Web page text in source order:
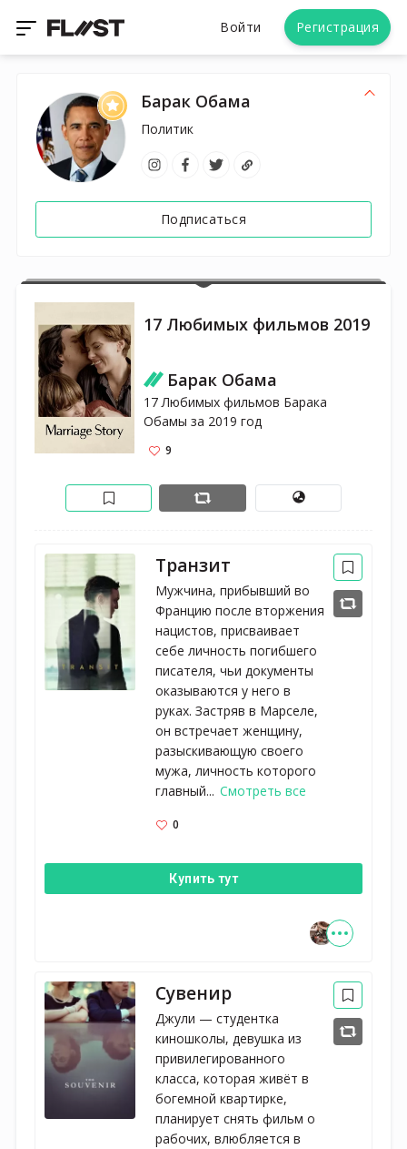
Войти Регистрация
Барак Обама
Политик
Подписаться
17 Любимых фильмов 2019
Барак Обама
17 Любимых фильмов Барака
Обамы за 2019 год
9
Транзит
Мужчина, прибывший во
Францию после вторжения
нацистов, присваивает
себе личность погибшего
писателя, чьи документы
оказываются у него в
руках. Застряв в Марселе,
он встречает женщину,
разыскивающую своего
мужа, личность которого
главный... Смотреть все
0
Купить тут
Сувенир
Джули — студентка
киношколы, девушка из
привилегированного
класса, которая живёт в
богемной квартирке,
планирует снять фильм о
рабочих, влюбляется в